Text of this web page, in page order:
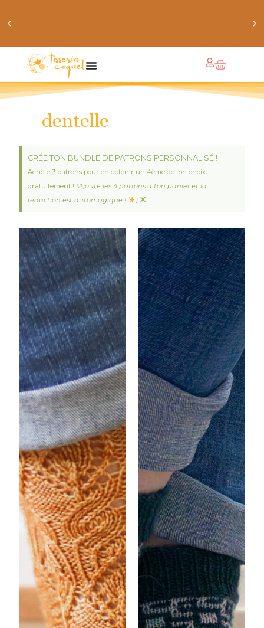
obtiens 20% de réduction sur ton prochain achat de
dentelle
CRÉE TON BUNDLE DE PATRONS PERSONNALISÉ !
Achète 3 patrons pour en obtenir un 4ème de ton choix
gratuitement ! (Ajoute les 4 patrons à ton panier et la
réduction est automagique !
) ×